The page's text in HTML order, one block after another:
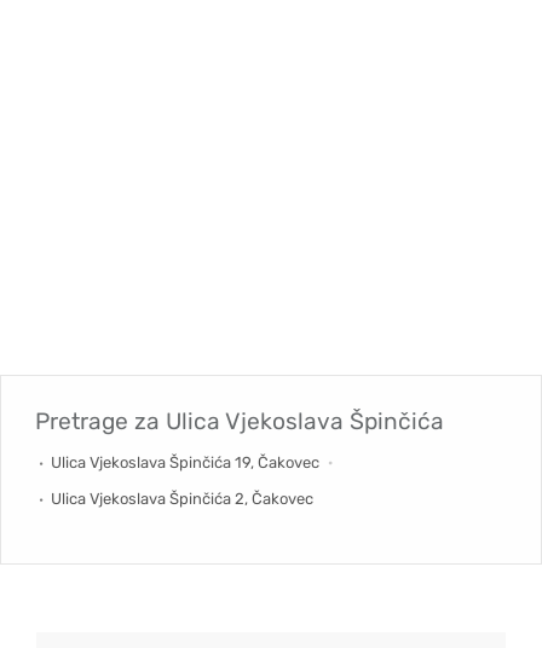
Pretrage za Ulica Vjekoslava Špinčića
Ulica Vjekoslava Špinčića 19, Čakovec
Ulica Vjekoslava Špinčića 2, Čakovec